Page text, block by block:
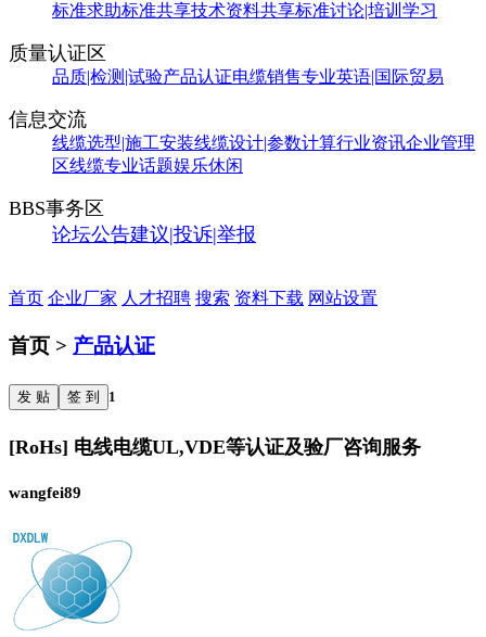
标准求助标准共享技术资料共享标准讨论|培训学习
质量认证区
品质|检测|试验产品认证电缆销售专业英语|国际贸易
信息交流
线缆选型|施工安装线缆设计|参数计算行业资讯企业管理
区线缆专业话题娱乐休闲
BBS事务区
论坛公告建议|投诉|举报
首页 企业厂家 人才招聘 搜索 资料下载 网站设置
首页 > 产品认证
发 贴 签 到 1
[RoHs] 电线电缆UL,VDE等认证及验厂咨询服务
wangfei89